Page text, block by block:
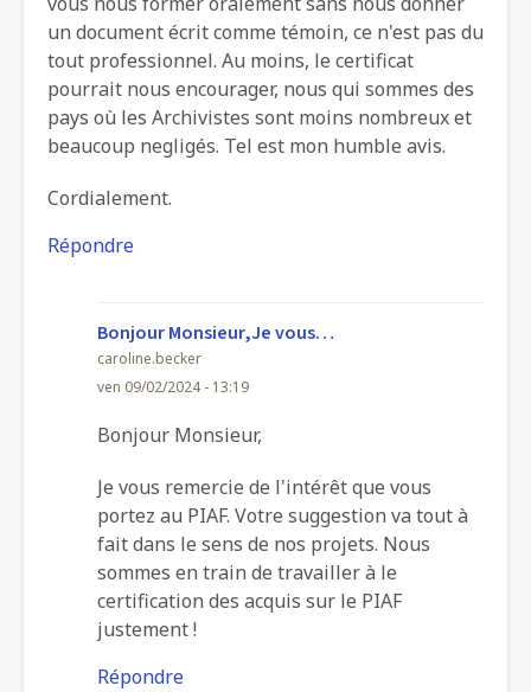
un document écrit comme témoin, ce n'est pas du
tout professionnel. Au moins, le certificat
pourrait nous encourager, nous qui sommes des
pays où les Archivistes sont moins nombreux et
beaucoup negligés. Tel est mon humble avis.
Cordialement.
Répondre
Bonjour Monsieur,Je vous…
caroline.becker
ven 09/02/2024 - 13:19
En
à
AVIS
par
Ferdinand
BIZU…
(non
Bonjour Monsieur,
Je vous remercie de l'intérêt que vous
portez au PIAF. Votre suggestion va tout à
fait dans le sens de nos projets. Nous
sommes en train de travailler à le
certification des acquis sur le PIAF
justement !
Répondre